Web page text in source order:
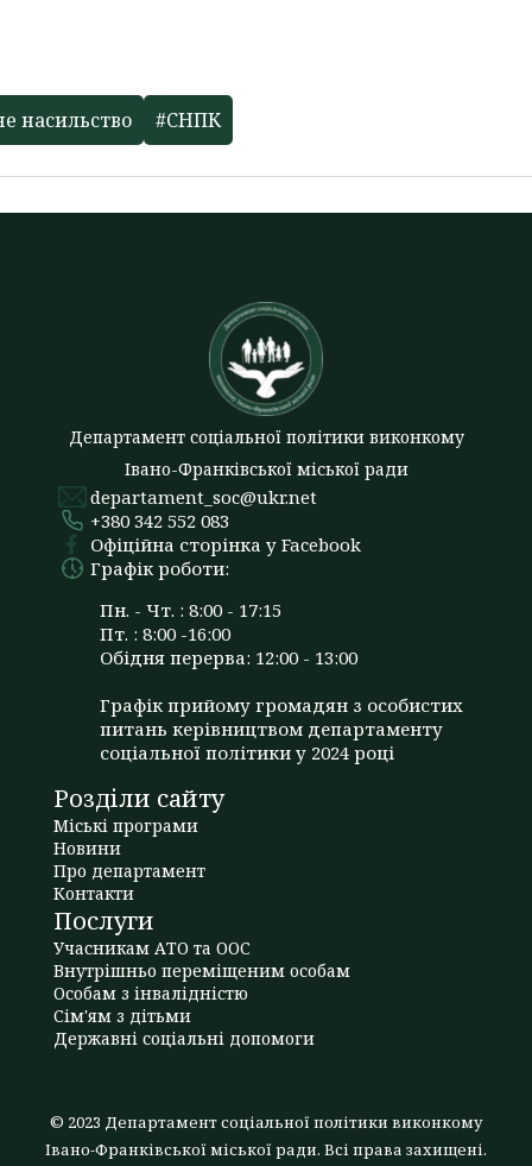
насильство #СНПК
Департамент соціальної політики виконкому
Івано-Франківської міської ради
departament_soc@ukr.net
+380 342 552 083
Офіційна сторінка у Facebook
Графік роботи:
Пн. - Чт. : 8:00 - 17:15
Пт. : 8:00 -16:00
Обідня перерва: 12:00 - 13:00
Графік прийому громадян з особистих
питань керівництвом департаменту
соціальної політики у 2024 році
Розділи сайту
Міські програми
Новини
Про департамент
Контакти
Послуги
Учасникам АТО та ООС
Внутрішньо переміщеним особам
Особам з інвалідністю
Сім'ям з дітьми
Державні соціальні допомоги
© 2023 Департамент соціальної політики виконкому
Івано-Франківської міської ради. Всі права захищені.